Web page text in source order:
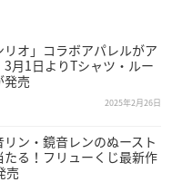
リオ」コラボアパレルがア
月1日よりTシャツ・ルー
発売
2025年2月26日
ン・鏡音レンのぬースト
たる！フリューくじ最新作
売